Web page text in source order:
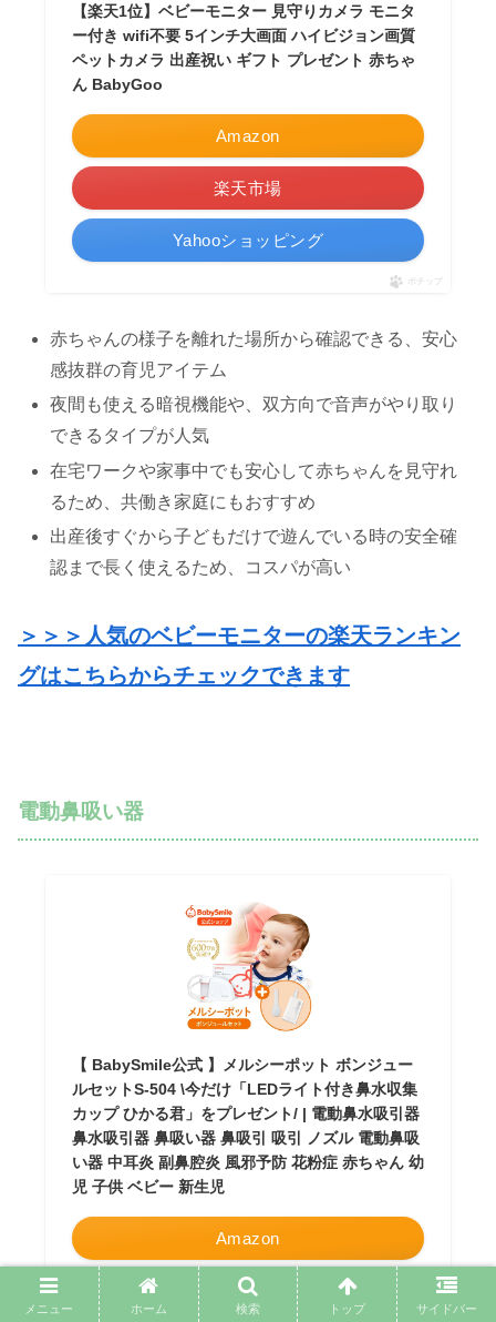
【楽天1位】ベビーモニター 見守りカメラ モニタ
ー付き wifi不要 5インチ大画面 ハイビジョン画質
ペットカメラ 出産祝い ギフト プレゼント 赤ちゃ
ん BabyGoo
Amazon
楽天市場
Yahooショッピング
ポチップ
赤ちゃんの様子を離れた場所から確認できる、安心
感抜群の育児アイテム
夜間も使える暗視機能や、双方向で音声がやり取り
できるタイプが人気
在宅ワークや家事中でも安心して赤ちゃんを見守れ
るため、共働き家庭にもおすすめ
出産後すぐから子どもだけで遊んでいる時の安全確
認まで長く使えるため、コスパが高い
＞＞＞人気のベビーモニターの楽天ランキン
グはこちらからチェックできます
電動鼻吸い器
【 BabySmile公式 】メルシーポット ボンジュー
ルセットS-504 \今だけ「LEDライト付き鼻水収集
カップ ひかる君」をプレゼント/ | 電動鼻水吸引器
鼻水吸引器 鼻吸い器 鼻吸引 吸引 ノズル 電動鼻吸
い器 中耳炎 副鼻腔炎 風邪予防 花粉症 赤ちゃん 幼
児 子供 ベビー 新生児
Amazon
楽天市場
メニュー ホーム 検索 トップ サイドバー